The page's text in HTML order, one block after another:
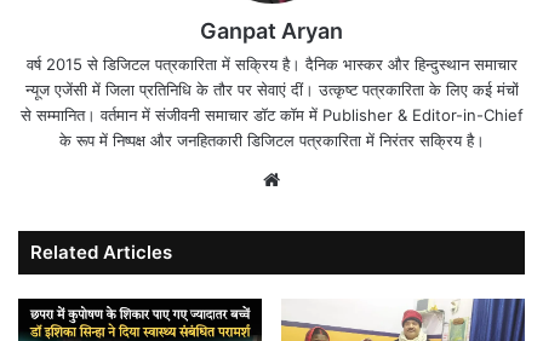
Ganpat Aryan
वर्ष 2015 से डिजिटल पत्रकारिता में सक्रिय है। दैनिक भास्कर और हिन्दुस्थान समाचार
न्यूज एजेंसी में जिला प्रतिनिधि के तौर पर सेवाएं दीं। उत्कृष्ट पत्रकारिता के लिए कई मंचों
से सम्मानित। वर्तमान में संजीवनी समाचार डॉट कॉम में Publisher & Editor-in-Chief
के रूप में निष्पक्ष और जनहितकारी डिजिटल पत्रकारिता में निरंतर सक्रिय है।
Related Articles